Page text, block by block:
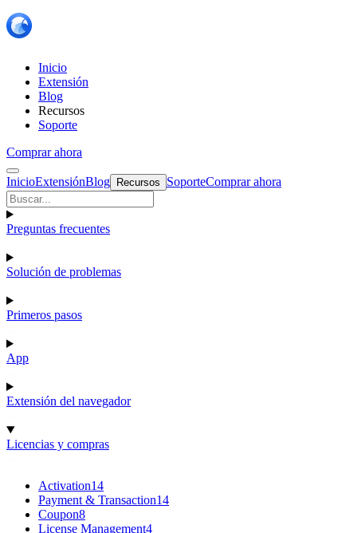
Inicio
Extensión
Blog
Recursos
Soporte
Comprar ahora
InicioExtensiónBlog Recursos SoporteComprar ahora
Preguntas frecuentes
Solución de problemas
Primeros pasos
App
Extensión del navegador
Licencias y compras
Activation14
Payment & Transaction14
Coupon8
License Management4